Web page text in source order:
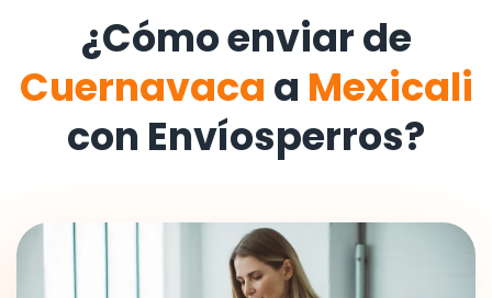
¿Cómo enviar de
Cuernavaca a Mexicali
con Envíosperros?